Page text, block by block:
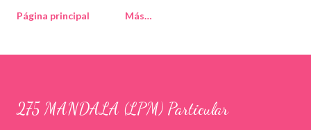
Página principal
Más…
275 MANDALA (LPM) Particular